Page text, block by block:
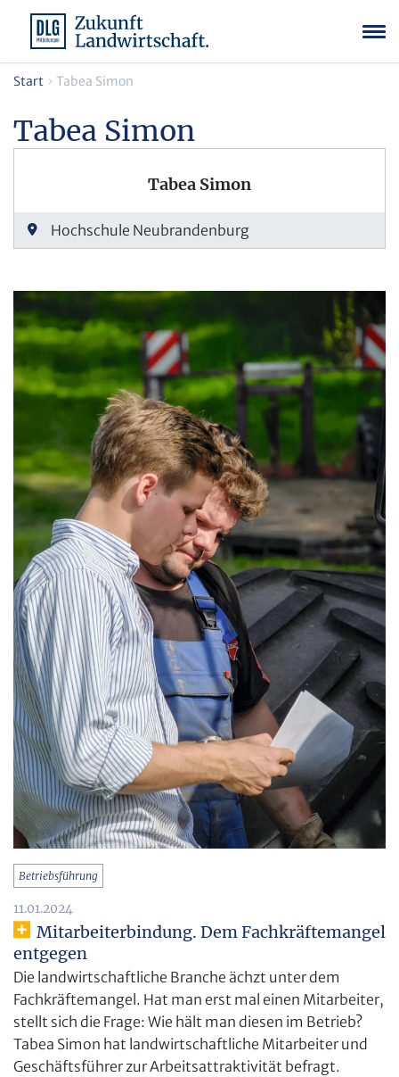
Start Tabea Simon
Tabea Simon
Tabea Simon
Hochschule Neubrandenburg
Betriebsführung
11.01.2024
Mitarbeiterbindung. Dem Fachkräftemangel
entgegen
Die landwirtschaftliche Branche ächzt unter dem
Fachkräftemangel. Hat man erst mal einen Mitarbeiter,
stellt sich die Frage: Wie hält man diesen im Betrieb?
Tabea Simon hat landwirtschaftliche Mitarbeiter und
Geschäftsführer zur Arbeitsattraktivität befragt.